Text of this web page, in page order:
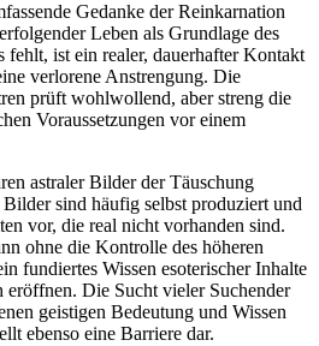
Gedanke der Reinkarnation
Leben als Grundlage des
fehlt, ist ein realer, dauerhafter Kontakt
verlorene Anstrengung. Die
prüft wohlwollend, aber streng die
Voraussetzungen vor einem
astraler Bilder der Täuschung
sind häufig selbst produziert und
vor, die real nicht vorhanden sind.
ohne die Kontrolle des höheren
fundiertes Wissen esoterischer Inhalte
Die Sucht vieler Suchender
geistigen Bedeutung und Wissen
ebenso eine Barriere dar.